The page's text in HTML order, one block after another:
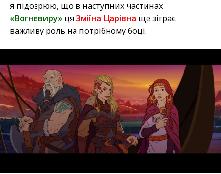
я підозрюю, що в наступних частинах
«Вогневиру» цяЗміїна Царівна ще зіграє
важливу роль на потрібному боці.